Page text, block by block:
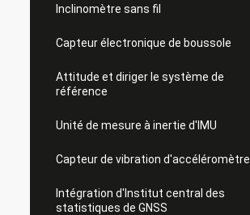
Inclinomètre sans fil
Capteur électronique de boussole
Attitude et diriger le système de
référence
Unité de mesure à inertie d'IMU
Capteur de vibration d'accéléromètre
Intégration d'Institut central des
statistiques de GNSS